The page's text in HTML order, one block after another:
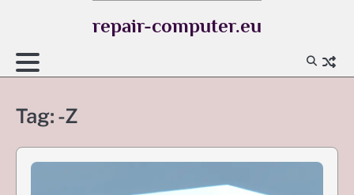
repair-computer.eu
Tag: -Z